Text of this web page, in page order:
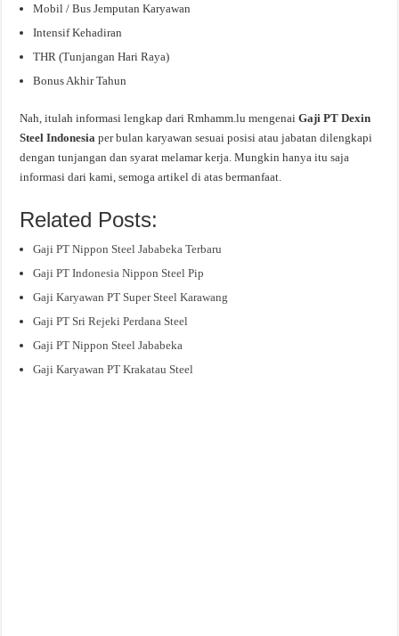
Mobil / Bus Jemputan Karyawan
Intensif Kehadiran
THR (Tunjangan Hari Raya)
Bonus Akhir Tahun
Nah, itulah informasi lengkap dari Rmhamm.lu mengenaiGaji PT Dexin
Steel Indonesiaper bulan karyawan sesuai posisi atau jabatan dilengkapi
dengan tunjangan dan syarat melamar kerja. Mungkin hanya itu saja
informasi dari kami, semoga artikel di atas bermanfaat.
Related Posts:
Gaji PT Nippon Steel Jababeka Terbaru
Gaji PT Indonesia Nippon Steel Pip
Gaji Karyawan PT Super Steel Karawang
Gaji PT Sri Rejeki Perdana Steel
Gaji PT Nippon Steel Jababeka
Gaji Karyawan PT Krakatau Steel